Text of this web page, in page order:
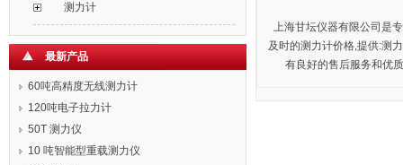
测力计
最新产品
60吨高精度无线测力计
120吨电子拉力计
50T 测力仪
10 吨智能型重载测力仪
上海甘坛仪器有限公司是
及时的测力计价格,提供:测
有良好的售后服务和优